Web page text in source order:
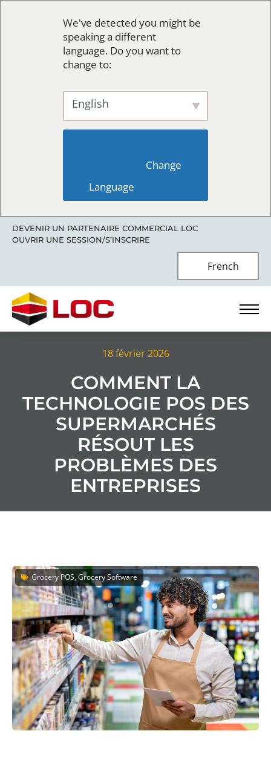
We've detected you might be
speaking a different
language. Do you want to
change to:
English
Language
DEVENIR UN PARTENAIRE COMMERCIAL LOC
OUVRIR UNE SESSION/S’INSCRIRE
French
18 février 2026
COMMENT LA
TECHNOLOGIE POS DES
SUPERMARCHÉS
RÉSOUT LES
PROBLÈMES DES
ENTREPRISES
Grocery POS, Grocery Software